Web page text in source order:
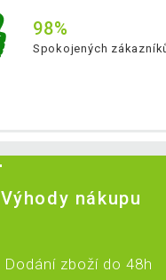
98%
Spokojených
Výhody nákupu
Dodání zboží do 48h